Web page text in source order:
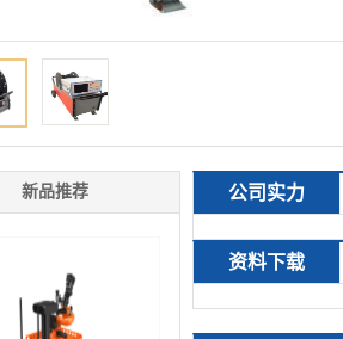
新品推荐 公司实力
资料下载